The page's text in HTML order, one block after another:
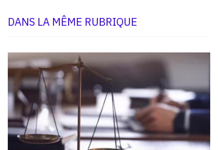
DANS LA MÊME RUBRIQUE